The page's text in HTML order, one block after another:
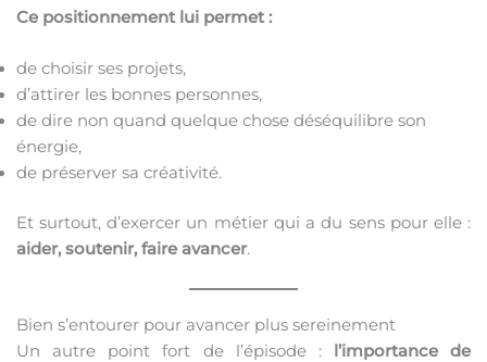
Ce positionnement lui permet :
de choisir ses projets,
d’attirer les bonnes personnes,
de dire non quand quelque chose déséquilibre son
énergie,
de préserver sa créativité.
Et surtout, d’exercer un métier qui a du sens pour elle :
aider, soutenir, faire avancer.
Bien s’entourer pour avancer plus sereinement
Un autre point fort de l’épisode : l’importance de